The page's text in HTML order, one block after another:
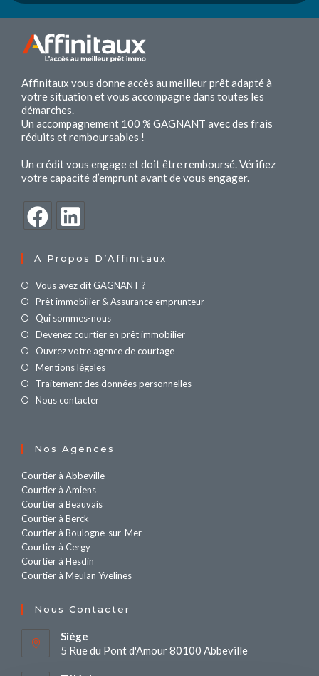
Affinitaux vous donne accès au meilleur prêt adapté à
votre situation et vous accompagne dans toutes les
démarches.
Un accompagnement 100 % GAGNANT avec des frais
réduits et remboursables !
Un crédit vous engage et doit être remboursé. Vérifiez
votre capacité d’emprunt avant de vous engager.
A Propos D’Affinitaux
Vous avez dit GAGNANT ?
Prêt immobilier & Assurance emprunteur
Qui sommes-nous
Devenez courtier en prêt immobilier
Ouvrez votre agence de courtage
Mentions légales
Traitement des données personnelles
Nous contacter
Nos Agences
Courtier à Abbeville
Courtier à Amiens
Courtier à Beauvais
Courtier à Berck
Courtier à Boulogne-sur-Mer
Courtier à Cergy
Courtier à Hesdin
Courtier à Meulan Yvelines
Nous Contacter
Siège
5 Rue du Pont d'Amour 80100 Abbeville